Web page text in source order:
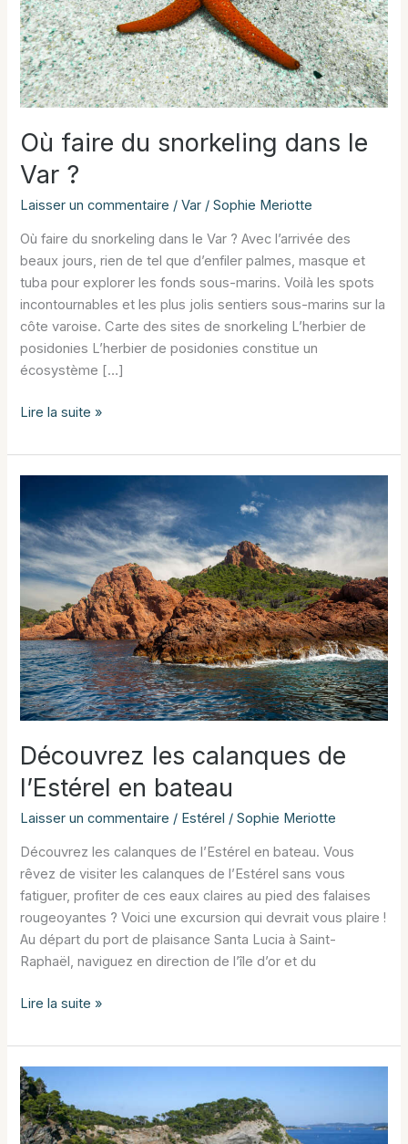
Où faire du snorkeling dans le
Var ?
Laisser un commentaire /Var /Sophie Meriotte
Où faire du snorkeling dans le Var ? Avec l’arrivée des
beaux jours, rien de tel que d’enfiler palmes, masque et
tuba pour explorer les fonds sous-marins. Voilà les spots
incontournables et les plus jolis sentiers sous-marins sur la
côte varoise. Carte des sites de snorkeling L’herbier de
posidonies L’herbier de posidonies constitue un
écosystème […]
Où
du
snorkeling
le
Var
?
Lire la suite »
Découvrez les calanques de
l’Estérel en bateau
Laisser un commentaire / Estérel /Sophie Meriotte
Découvrez les calanques de l’Estérel en bateau. Vous
rêvez de visiter les calanques de l’Estérel sans vous
fatiguer, profiter de ces eaux claires au pied des falaises
rougeoyantes ? Voici une excursion qui devrait vous plaire !
Au départ du port de plaisance Santa Lucia à Saint-
Raphaël, naviguez en direction de l’île d’or et du
Découvrez
calanques
de
l’Estérel
en
bateau
Lire la suite »